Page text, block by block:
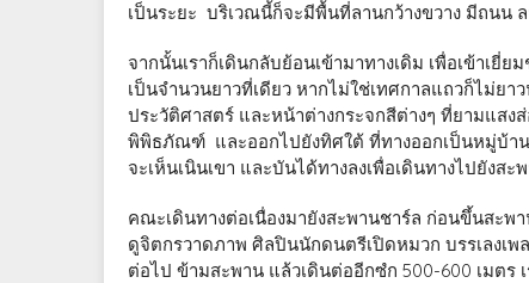
เป็นระยะ บริเวณนี้ก็จะมีพื้นที่ลานกว้างขวาง มีถนน
จากนั้นเราก็เดินกลับย้อนเข้ามาทางเดิม เพื่อเข้าเ
เป็นจำนวนยาวที่เดียว หากไม่ใช่เทศกาลแถวก็ไม่ย
ประวัติศาสตร์ และหน้าต่างกระจกสีต่างๆ ที่ยามแสง
พิพิธภัณฑ์ และออกไปยังทิศใต้ ที่ทางออกเป็นหมู่บ้าน
จะเห็นเนินเขา และบันได้ทางลงเพื่อเดินทางไปยังส
คณะเดินทางต่อเนื่องมายังสะพานชาร์ล ก่อนขึ้นสะ
ดูจิตกรวาดภาพ ศิลปินนักดนตรีเปิดหมวก บรรเลงเพ
ต่อไป ข้ามสะพาน แล้วเดินต่ออีกซํก 500-600 เมตร